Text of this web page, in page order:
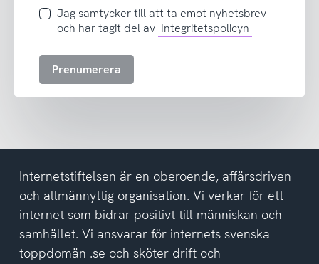
Jag
samtycker
att
del
av
integritetspolicyn
Jag samtycker till att ta emot nyhetsbrev
och har tagit del av Integritetspolicyn
Prenumerera
Internetstiftelsen är en oberoende, affärsdriven
och allmännyttig organisation. Vi verkar för ett
internet som bidrar positivt till människan och
samhället. Vi ansvarar för internets svenska
toppdomän .se och sköter drift och